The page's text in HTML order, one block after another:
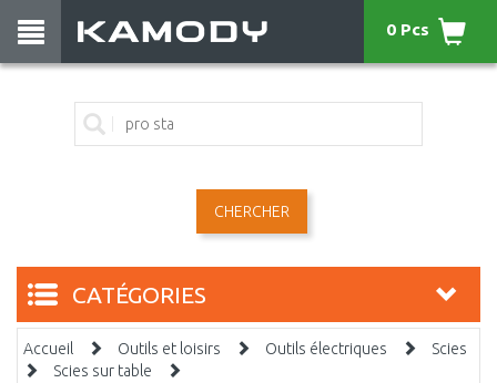
CHERCHER
0 Pcs
CATÉGORIES
Accueil Outils et loisirs Outils électriques
Scies
Scies sur table